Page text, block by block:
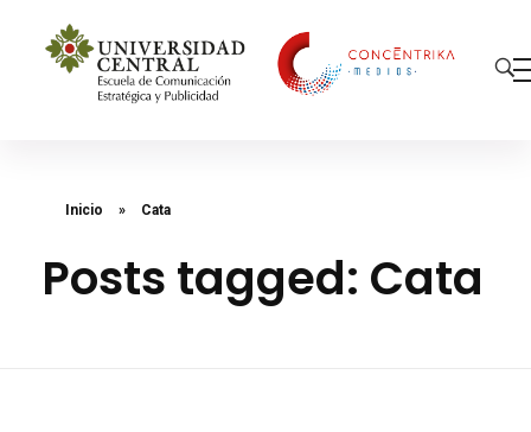
Inicio » Cata
Posts tagged: Cata